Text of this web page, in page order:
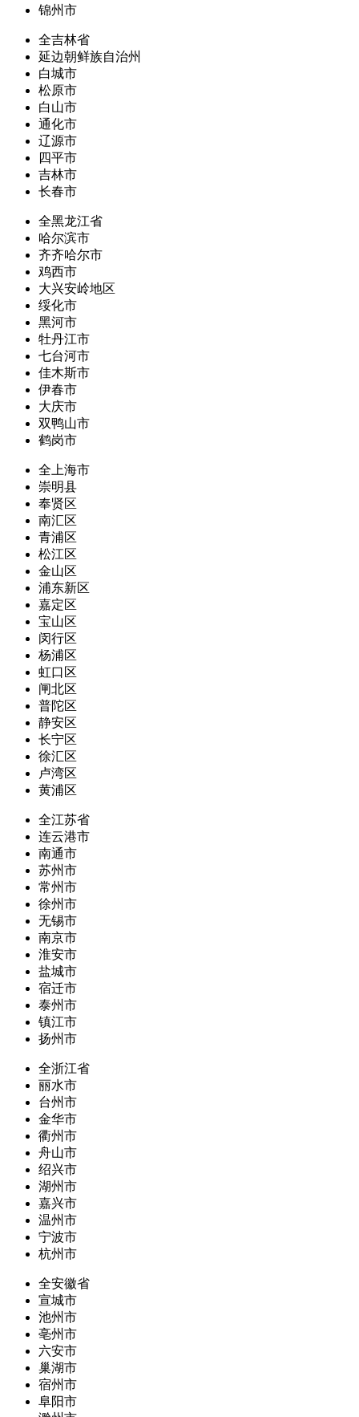
锦州市
全吉林省
延边朝鲜族自治州
白城市
松原市
白山市
通化市
辽源市
四平市
吉林市
长春市
全黑龙江省
哈尔滨市
齐齐哈尔市
鸡西市
大兴安岭地区
绥化市
黑河市
牡丹江市
七台河市
佳木斯市
伊春市
大庆市
双鸭山市
鹤岗市
全上海市
崇明县
奉贤区
南汇区
青浦区
松江区
金山区
浦东新区
嘉定区
宝山区
闵行区
杨浦区
虹口区
闸北区
普陀区
静安区
长宁区
徐汇区
卢湾区
黄浦区
全江苏省
连云港市
南通市
苏州市
常州市
徐州市
无锡市
南京市
淮安市
盐城市
宿迁市
泰州市
镇江市
扬州市
全浙江省
丽水市
台州市
金华市
衢州市
舟山市
绍兴市
湖州市
嘉兴市
温州市
宁波市
杭州市
全安徽省
宣城市
池州市
亳州市
六安市
巢湖市
宿州市
阜阳市